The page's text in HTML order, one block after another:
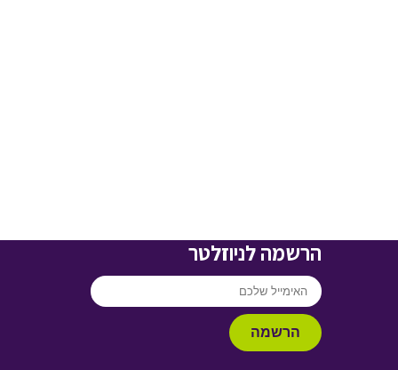
הרשמה לניוזלטר
הרשמה